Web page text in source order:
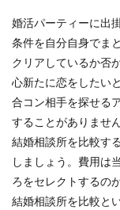
婚活パーティーに出
条件を自分自身でま
クリアしているか否
心新たに恋をしたい
合コン相手を探せる
することがありません
結婚相談所を比較す
しましょう。費用は
ろをセレクトするの
結婚相談所を比較と